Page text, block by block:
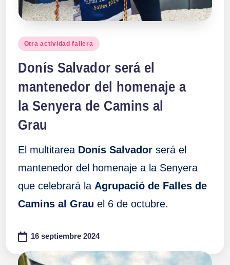
Publicado
Otra actividad fallera
Donís Salvador será el
mantenedor del homenaje a
la Senyera de Camins al
Grau
El multitarea Donís Salvadorserá el
mantenedor del homenaje a la Senyera
que celebrará la Agrupació de Falles de
Camins al Grau el 6 de octubre.
16 septiembre 2024